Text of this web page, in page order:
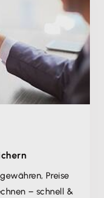
Preise
– schnell &